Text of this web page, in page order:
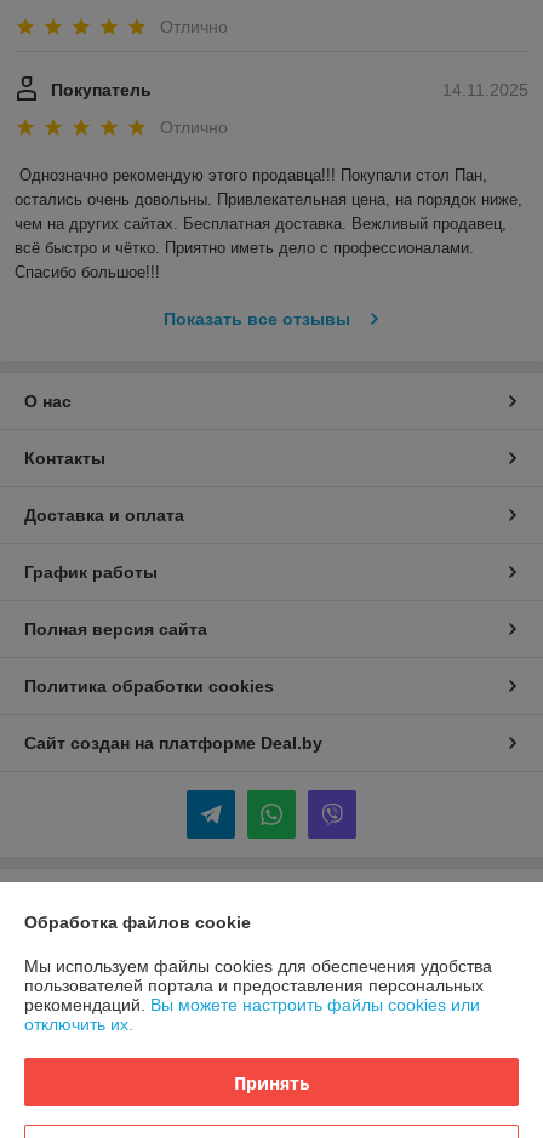
Отлично
14.11.2025
Покупатель
Отлично
Однозначно рекомендую этого продавца!!! Покупали стол Пан,
остались очень довольны. Привлекательная цена, на порядок ниже,
чем на других сайтах. Бесплатная доставка. Вежливый продавец,
всё быстро и чётко. Приятно иметь дело с профессионалами.
Спасибо большое!!!
Показать все отзывы
О нас
Контакты
Доставка и оплата
График работы
Полная версия сайта
Политика обработки cookies
Сайт создан на платформе Deal.by
220114,г.Минск,пр-кт.,Независимости,д.155,корп.1,кв.70
Регистрационный номер ЕГР: 192052545
Регистрационный орган: Минский горисполком
Обработка файлов cookie
Мы используем файлы cookies для обеспечения удобства
пользователей портала и предоставления персональных
рекомендаций. Вы можете настроить файлы cookies или
отключить их.
Принять